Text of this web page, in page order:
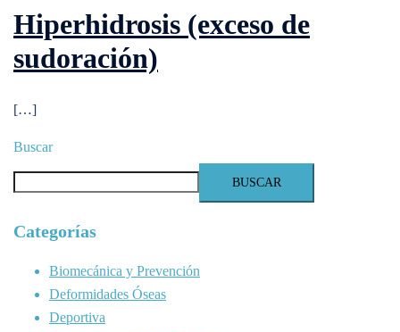
Hiperhidrosis (exceso de
sudoración)
[…]
Buscar
BUSCAR
Categorías
Biomecánica y Prevención
Deformidades Óseas
Deportiva